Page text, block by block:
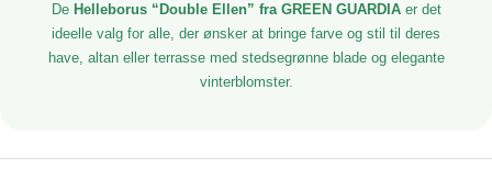
De Helleborus “Double Ellen” fra GREEN GUARDIAer det
ideelle valg for alle, der ønsker at bringe farve og stil til deres
have, altan eller terrasse med stedsegrønne blade og elegante
vinterblomster.